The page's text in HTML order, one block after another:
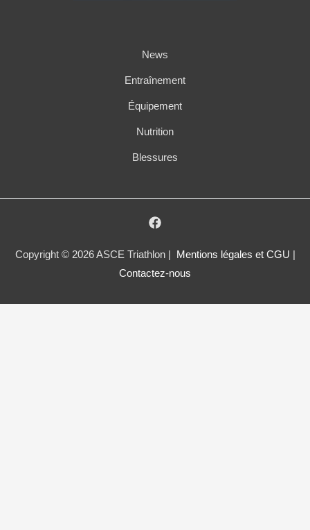
News
Entraînement
Équipement
Nutrition
Blessures
Copyright © 2026 ASCE Triathlon | Mentions légales et CGU |
Contactez-nous